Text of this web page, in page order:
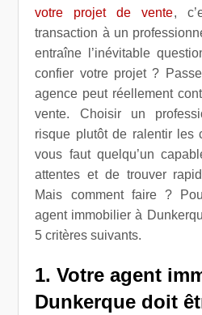
votre projet de vente,
transaction à un
entraîne l’inévitable
confier votre projet ?
agence peut réellement
vente. Choisir un
risque plutôt de ralentir les
vous faut quelqu’un
attentes et de trouver
Mais comment faire ?
agent immobilier à
5 critères suivants.
1. Votre agent
Dunkerque doit